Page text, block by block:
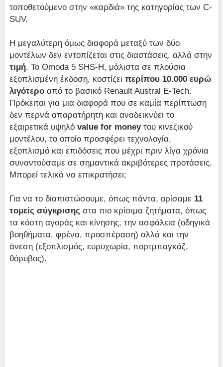
τοποθετούμενο στην «καρδιά» της κατηγορίας των C-
SUV.
Η μεγαλύτερη όμως διαφορά μεταξύ των δύο
μοντέλων δεν εντοπίζεται στις διαστάσεις, αλλά στην
τιμή. Το Omoda 5 SHS-H, μάλιστα σε πλούσια
εξοπλισμένη έκδοση, κοστίζειπερίπου 10.000 ευρώ
λιγότερο από το βασικό Renault Austral E-Tech.
Πρόκειται για μια διαφορά που σε καμία περίπτωση
δεν περνά απαρατήρητη και αναδεικνύει το
εξαιρετικά υψηλόvalue for moneyτου κινεζικού
μοντέλου, το οποίο προσφέρει τεχνολογία,
εξοπλισμό και επιδόσεις που μέχρι πριν λίγα χρόνια
συναντούσαμε σε σημαντικά ακριβότερες προτάσεις.
Μπορεί τελικά να επικρατήσει;
Για να το διαπιστώσουμε, όπως πάντα, ορίσαμε 11
τομείς σύγκρισης στα πιο κρίσιμα ζητήματα, όπως
τα κόστη αγοράς και κίνησης, την ασφάλεια (οδηγικά
βοηθήματα, φρένα, προσπέραση) αλλά και την
άνεση (εξοπλισμός, ευρυχωρία, πορτμπαγκάζ,
θόρυβος).